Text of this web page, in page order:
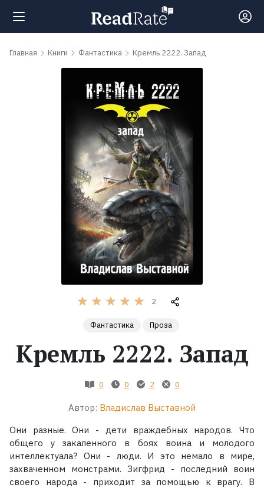
Поиск
обсуждаемые
Экранизации
Главная Книги Фантастика Кремль 2222. Запад
2
Фантастика Проза
Кремль 2222. Запад
0 0 2 0
Автор: Владислав Выставной
Они разные. Они - дети враждебных народов. Что
общего у закаленного в боях воина и молодого
интеллектуала? Они - люди. И это немало в мире,
захваченном монстрами. Зигфрид - последний воин
своего народа - приходит за помощью к врагу. В